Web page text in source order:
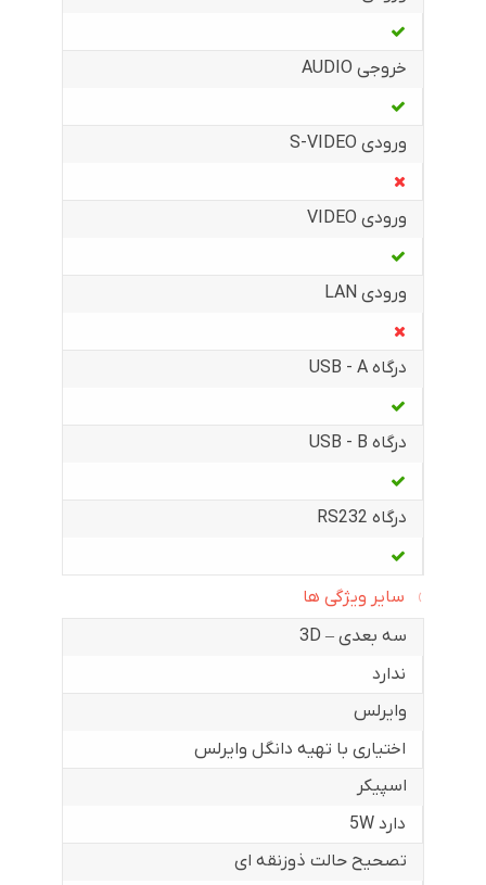
خروجی AUDIO
ورودی S-VIDEO
ورودی VIDEO
ورودی LAN
درگاه USB - A
درگاه USB - B
درگاه RS232
سایر ویژگی ها
سه بعدی – 3D
ندارد
وایرلس
اختیاری با تهیه دانگل وایرلس
اسپیکر
دارد 5W
تصحیح حالت ذوزنقه ای